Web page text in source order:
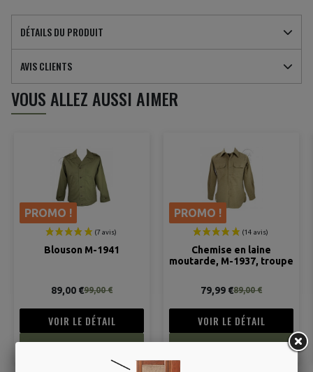
DÉTAILS DU PRODUIT
AVIS CLIENTS
VOUS ALLEZ AUSSI AIMER
PROMO !
Blouson M-1941
89,00 €99,00 €
VOIR LE DÉTAIL
AJOUTER AU PANIER
PROMO !
Chemise en laine
moutarde, M-1937, troupe
79,99 €89,00 €
VOIR LE DÉTAIL
AJOUTER AU PANIER